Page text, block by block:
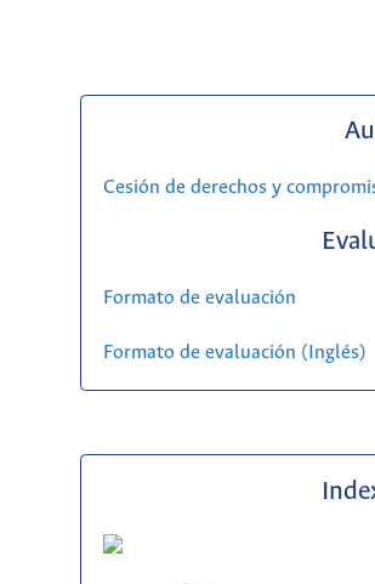
Cesión de derechos y
Formato de evaluación
Formato de evaluación (Inglés)